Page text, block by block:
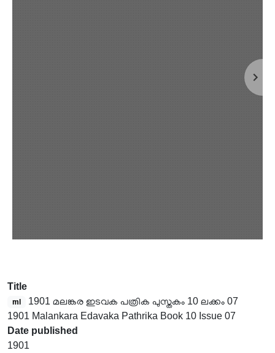
Title
ml
1901 മലങ്കര ഇടവക പത്രിക പുസ്തകം 10 ലക്കം 07
1901 Malankara Edavaka Pathrika Book 10 Issue 07
Date published
1901